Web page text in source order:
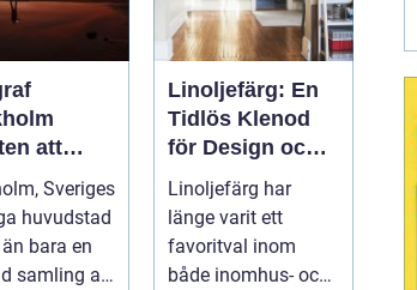
att
i
Sveriges
huvudstad
bara en
samling av
Linoljefärg: En
Tidlös Klenod
för Design och
Hållbarhet
Linoljefärg har
länge varit ett
favoritval inom
både inomhus- och